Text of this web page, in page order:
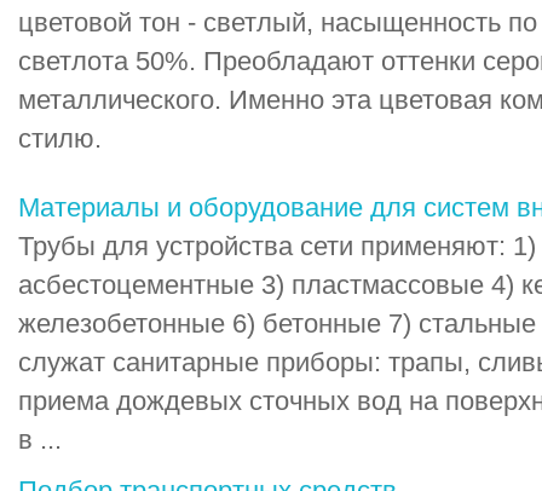
цветовой тон - светлый, насыщенность
светлота 50%. Преобладают оттенки
металлического. Именно эта цветовая
стилю.
Материалы и оборудование для систем
Трубы для устройства сети применяют: 1)
асбестоцементные 3) пластмассовые 4)
железобетонные 6) бетонные 7)
служат санитарные приборы: трапы,
приема дождевых сточных вод на
в ...